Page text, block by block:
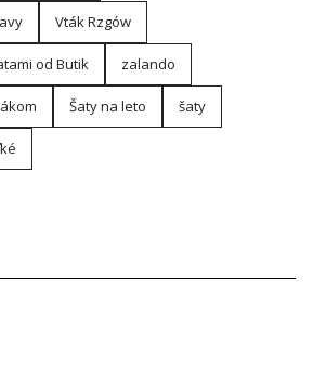
Vták Rzgów
od Butik zalando
Šaty na leto šaty